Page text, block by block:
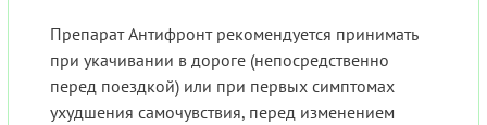
Препарат Антифронт рекомендуется принимать
при укачивании в дороге (непосредственно
перед поездкой) или при первых симптомах
ухудшения самочувствия, перед изменением